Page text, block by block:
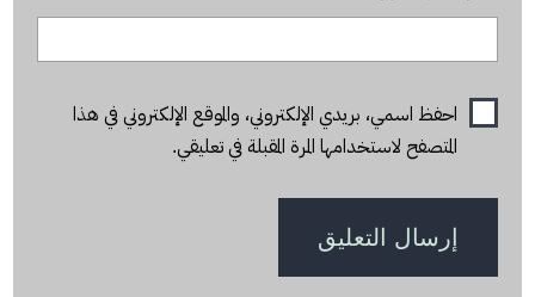
احفظ اسمي، بريدي الإلكتروني، والموقع الإلكتروني في هذا
المتصفح لاستخدامها المرة المقبلة في تعليقي.